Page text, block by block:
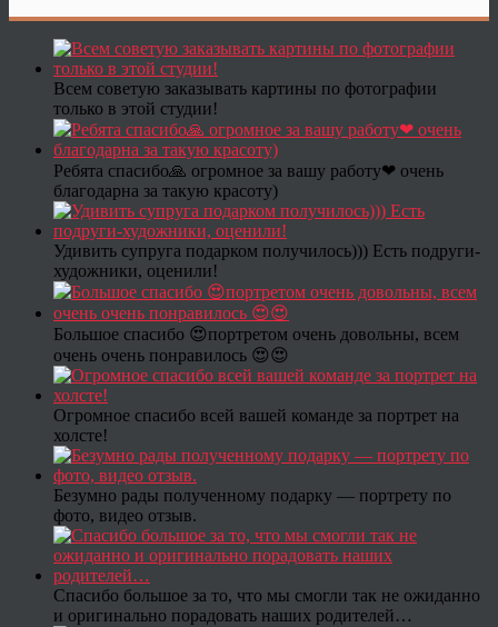
Всем советую заказывать картины по фотографии
только в этой студии!
Ребята спасибо🙏 огромное за вашу работу❤ очень
благодарна за такую красоту)
Удивить супруга подарком получилось))) Есть подруги-
художники, оценили!
Большое спасибо 😍портретом очень довольны, всем
очень очень понравилось 😍😍
Огромное спасибо всей вашей команде за портрет на
холсте!
Безумно рады полученному подарку — портрету по
фото, видео отзыв.
Спасибо большое за то, что мы смогли так не ожиданно
и оригинально порадовать наших родителей…